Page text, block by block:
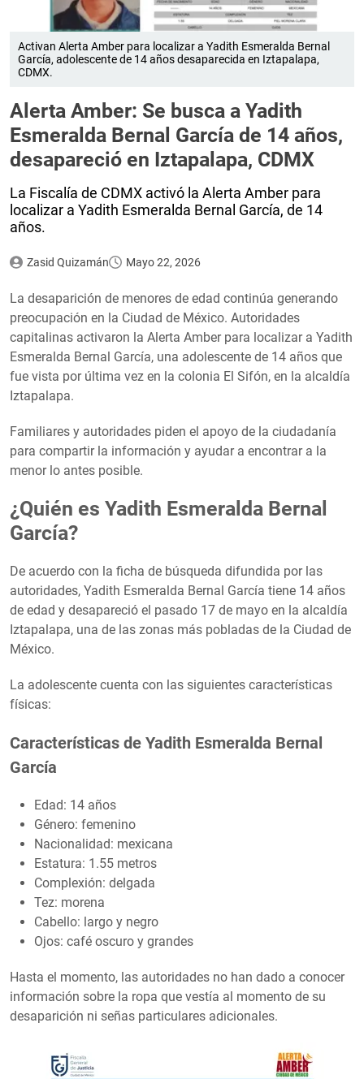
Activan Alerta Amber para localizar a Yadith Esmeralda Bernal
García, adolescente de 14 años desaparecida en Iztapalapa,
CDMX.
Alerta Amber: Se busca a Yadith
Esmeralda Bernal García de 14 años,
desapareció en Iztapalapa, CDMX
La Fiscalía de CDMX activó la Alerta Amber para
localizar a Yadith Esmeralda Bernal García, de 14
años.
Zasid Quizamán Mayo 22, 2026
La desaparición de menores de edad continúa generando
preocupación en la Ciudad de México. Autoridades
capitalinas activaron la Alerta Amber para localizar a Yadith
Esmeralda Bernal García, una adolescente de 14 años que
fue vista por última vez en la colonia El Sifón, en la alcaldía
Iztapalapa.
Familiares y autoridades piden el apoyo de la ciudadanía
para compartir la información y ayudar a encontrar a la
menor lo antes posible.
¿Quién es Yadith Esmeralda Bernal
García?
De acuerdo con la ficha de búsqueda difundida por las
autoridades, Yadith Esmeralda Bernal García tiene 14 años
de edad y desapareció el pasado 17 de mayo en la alcaldía
Iztapalapa, una de las zonas más pobladas de la Ciudad de
México.
La adolescente cuenta con las siguientes características
físicas:
Características de Yadith Esmeralda Bernal
García
Edad: 14 años
Género: femenino
Nacionalidad: mexicana
Estatura: 1.55 metros
Complexión: delgada
Tez: morena
Cabello: largo y negro
Ojos: café oscuro y grandes
Hasta el momento, las autoridades no han dado a conocer
información sobre la ropa que vestía al momento de su
desaparición ni señas particulares adicionales.